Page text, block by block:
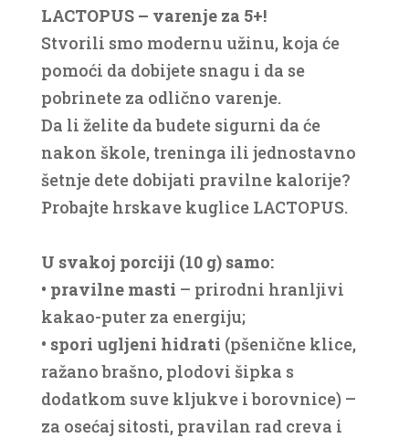
LACTOPUS – varenje za 5+!
Stvorili smo modernu užinu, koja će
pomoći da dobijete snagu i da se
pobrinete za odlično varenje.
Da li želite da budete sigurni da će
nakon škole, treninga ili jednostavno
šetnje dete dobijati pravilne kalorije?
Probajte hrskave kuglice LACTOPUS.
U svakoj porciji (10 g) samo:
• pravilne masti – prirodni hranljivi
kakao-puter za energiju;
• spori ugljeni hidrati (pšenične klice,
ražano brašno, plodovi šipka s
dodatkom suve kljukve i borovnice) –
za osećaj sitosti, pravilan rad creva i